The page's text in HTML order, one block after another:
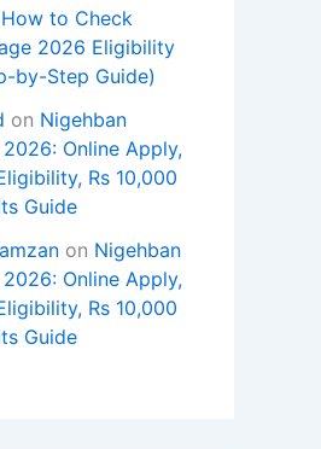
How to Check
2026 Eligibility
by-Step Guide)
on Nigehban
Online Apply,
Rs 10,000
Guide
on Nigehban
Online Apply,
Rs 10,000
Guide